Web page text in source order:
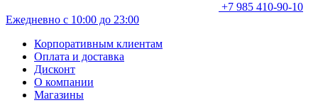
+7 985 410-90-10
Ежедневно с 10:00 до 23:00
Корпоративным клиентам
Оплата и доставка
Дисконт
О компании
Магазины